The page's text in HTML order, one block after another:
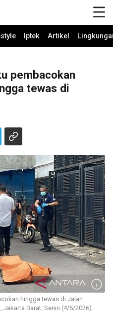
Iptek Artikel
pembacokan
tewas di
hingga tewas di Jalan
Jakarta Barat, Senin (4/5/2026).